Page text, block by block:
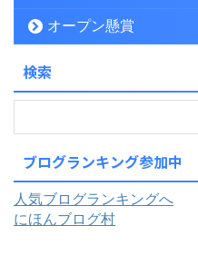
オープン懸賞
検索
ブログランキング参加中
人気ブログランキングへ
にほんブログ村